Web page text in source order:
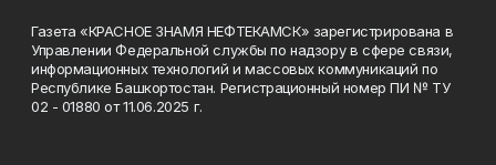
Газета «КРАСНОЕ ЗНАМЯ НЕФТЕКАМСК» зарегистрирована в
Управлении Федеральной службы по надзору в сфере связи,
информационных технологий и массовых коммуникаций по
Республике Башкортостан. Регистрационный номер ПИ № ТУ
02 - 01880 от 11.06.2025 г.